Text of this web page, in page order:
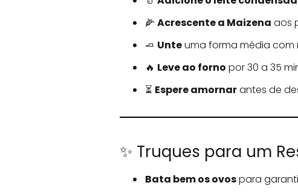
🌽 Acrescente a Maizena aos
🧈 Unteuma forma média com
🔥 Leve ao forno por 30 a 35
⏳ Espere amornarantes de
✨ Truques para um
Bata bem os ovospara